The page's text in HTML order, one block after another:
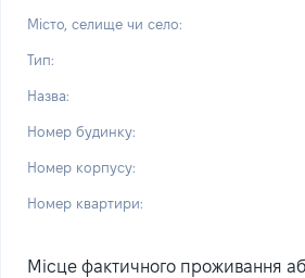
Місто, селище чи село:
Тип:
Назва:
Номер будинку:
Номер корпусу:
Номер квартири:
Місце фактичного проживання